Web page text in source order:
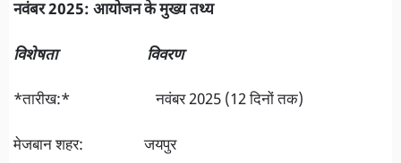
नवंबर 2025: आयोजन के मुख्य तथ्य
विशेषता विवरण
*तारीख:* नवंबर 2025 (12 दिनों तक)
मेजबान शहर: जयपुर